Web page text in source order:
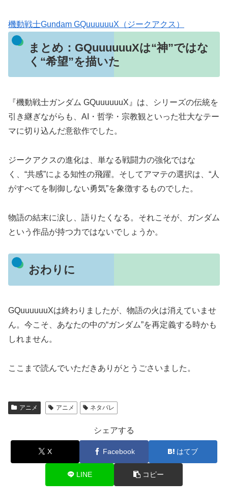
機動戦士Gundam GQuuuuuuX（ジークアクス）
まとめ：GQuuuuuuXは“神”ではな
く“希望”を描いた
『機動戦士ガンダム GQuuuuuuX』は、シリーズの伝統を
引き継ぎながらも、AI・哲学・宗教観といった壮大なテー
マに切り込んだ意欲作でした。
ジークアクスの進化は、単なる戦闘力の強化ではな
く、“共感”による知性の飛躍。そしてアマテの選択は、“人
がすべてを制御しない勇気”を象徴するものでした。
物語の結末に涙し、語りたくなる。それこそが、ガンダム
という作品が持つ力ではないでしょうか。
おわりに
GQuuuuuuXは終わりましたが、物語の火は消えていませ
ん。今こそ、あなたの中の“ガンダム”を再定義する時かも
しれません。
ここまで読んでいただきありがとうごさいました。
アニメ アニメ ネタバレ
シェアする
X Facebook はてブ
LINE コピー